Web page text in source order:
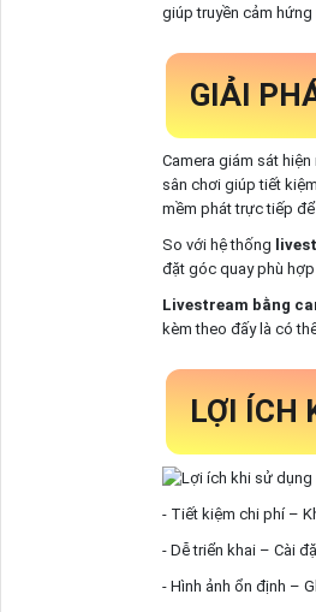
giúp truyền cảm
GIẢI
Camera giám sát
sân chơi giúp tiết
mềm phát trực tiếp
So với hệ thống
đặt góc quay phù
Livestream bằng
kèm theo đấy là có
LỢI ÍCH
- Tiết kiệm chi phí –
- Dễ triển khai – Cài
- Hình ảnh ổn định –